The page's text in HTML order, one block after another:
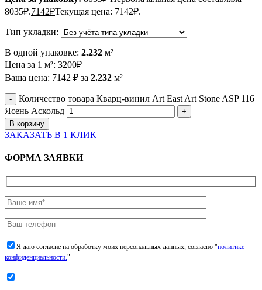
8035₽.7142₽Текущая цена: 7142₽.
Тип укладки:
В одной упаковке: 2.232 м²
Цена за 1 м²: 3200₽
Ваша цена: 7142 ₽ за 2.232 м²
Количество товара Кварц-винил Art East Art Stone ASP 116
Ясень Аскольд
В корзину
ЗАКАЗАТЬ В 1 КЛИК
ФОРМА ЗАЯВКИ
Я даю согласие на обработку моих персональных данных, согласно "политике
конфиденциальности."